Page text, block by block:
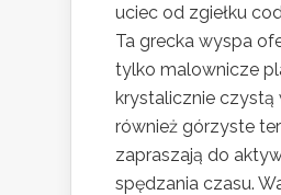
uciec od zgiełku
Ta grecka wyspa
tylko malownicze
krystalicznie czystą
również górzyste
zapraszają do
spędzania czasu.